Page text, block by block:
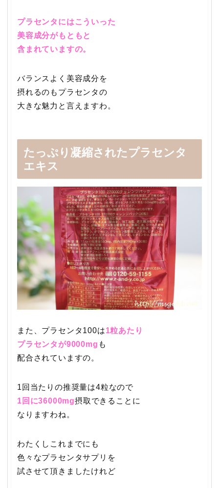
プラセンタにはこういった
美容成分がもともと
含まれていますの。
バランスよく美容成分を
摂れるのもプラセンタの
大きな魅力と言えますわ。
たっぷり凝縮されたプラセンタ
エキス
また、プラセンタ100は1粒あたり
プラセンタが9000mg も
配合されていますの。
1回当たりの推奨量は4粒なので
1回に36000mg摂取できることに
なりますわね。
わたくしこれまでにも
色々なプラセンタサプリを
試させて頂きましたけれど